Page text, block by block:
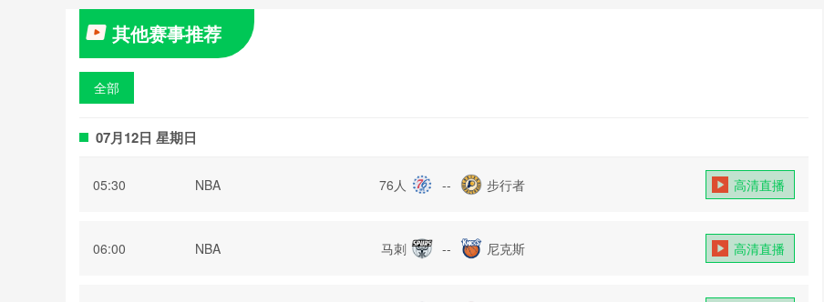
其他赛事推荐
全部
07月12日 星期日
05:30 NBA 76人 -- 步行者 高清直播
06:00 NBA 马刺 -- 尼克斯 高清直播